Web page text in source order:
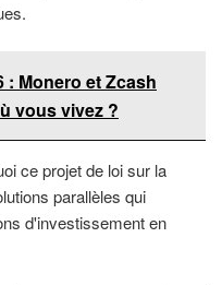
: Monero et Zcash
vous vivez ?
ce projet de loi sur la
parallèles qui
d'investissement en